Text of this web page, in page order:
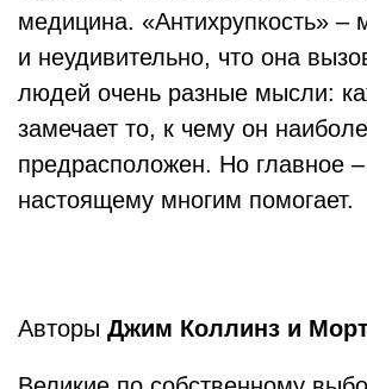
медицина. «Антихрупкость» –
и неудивительно, что она
людей очень разные мысли:
замечает то, к чему он
предрасположен. Но главное –
настоящему многим помогает.
Авторы Джим Коллинз и